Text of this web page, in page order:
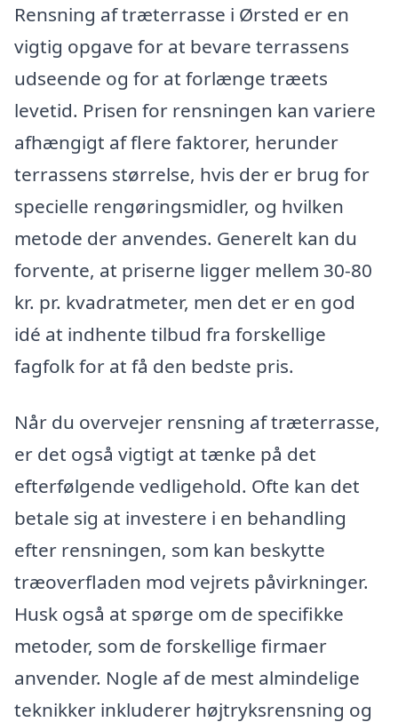
Rensning af træterrasse i Ørsted er en
vigtig opgave for at bevare terrassens
udseende og for at forlænge træets
levetid. Prisen for rensningen kan variere
afhængigt af flere faktorer, herunder
terrassens størrelse, hvis der er brug for
specielle rengøringsmidler, og hvilken
metode der anvendes. Generelt kan du
forvente, at priserne ligger mellem 30-80
kr. pr. kvadratmeter, men det er en god
idé at indhente tilbud fra forskellige
fagfolk for at få den bedste pris.
Når du overvejer rensning af træterrasse,
er det også vigtigt at tænke på det
efterfølgende vedligehold. Ofte kan det
betale sig at investere i en behandling
efter rensningen, som kan beskytte
træoverfladen mod vejrets påvirkninger.
Husk også at spørge om de specifikke
metoder, som de forskellige firmaer
anvender. Nogle af de mest almindelige
teknikker inkluderer højtryksrensning og